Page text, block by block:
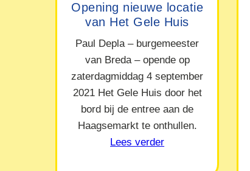
Opening nieuwe locatie
van Het Gele Huis
Paul Depla – burgemeester
van Breda – opende op
zaterdagmiddag 4 september
2021 Het Gele Huis door het
bord bij de entree aan de
Haagsemarkt te onthullen.
Lees verder